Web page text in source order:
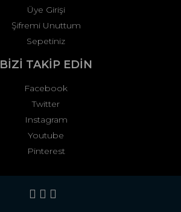
Üye Girişi
Şifremi Unuttum
Sepetiniz
BİZİ TAKİP EDİN
Facebook
Twitter
Instagram
Youtube
Pinterest